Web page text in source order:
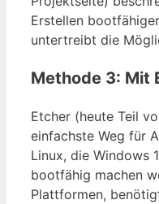
Erstellen
untertreibt die
Methode 3: Mit
Etcher (heute Teil
einfachste Weg für
Linux, die Windows
bootfähig machen
Plattformen,